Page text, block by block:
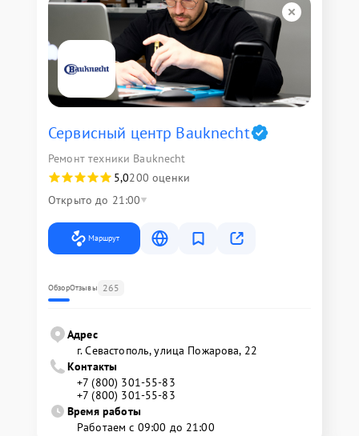
Сервисный центр Bauknecht
Ремонт техники Bauknecht
5,0200 оценки
Открыто до 21:00
Маршрут
ОбзорОтзывы 265
Адрес
г. Севастополь, улица Пожарова, 22
Контакты
+7 (800) 301-55-83
+7 (800) 301-55-83
Время работы
Работаем с 09:00 до 21:00